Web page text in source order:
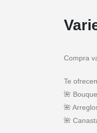
Compra
Te
🌺
🌺
🌺